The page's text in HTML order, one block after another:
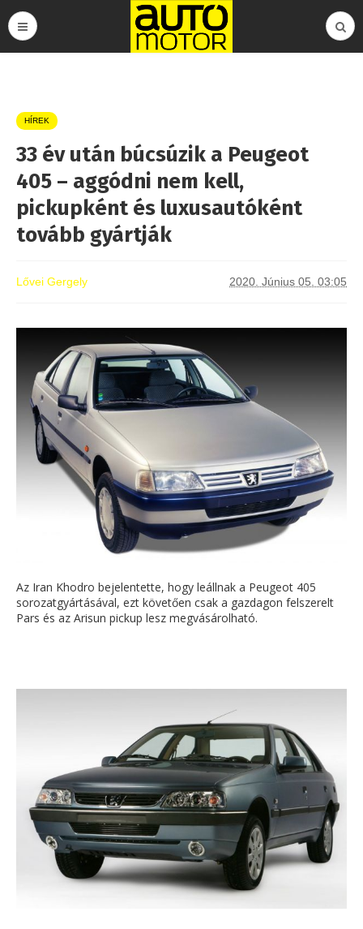
HÍREK
33 év után búcsúzik a Peugeot
405 – aggódni nem kell,
pickupként és luxusautóként
tovább gyártják
Lővei Gergely 2020. Június 05. 03:05
Az Iran Khodro bejelentette, hogy leállnak a Peugeot 405
sorozatgyártásával, ezt követően csak a gazdagon felszerelt
Pars és az Arisun pickup lesz megvásárolható.